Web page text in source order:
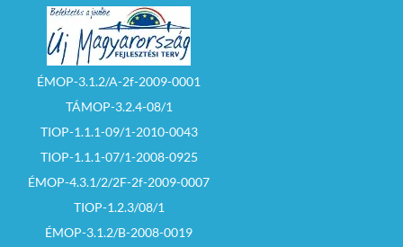
ÉMOP-3.1.2/A-2f-2009-0001
TÁMOP-3.2.4-08/1
TIOP-1.1.1-09/1-2010-0043
TIOP-1.1.1-07/1-2008-0925
ÉMOP-4.3.1/2/2F-2f-2009-0007
TIOP-1.2.3/08/1
ÉMOP-3.1.2/B-2008-0019